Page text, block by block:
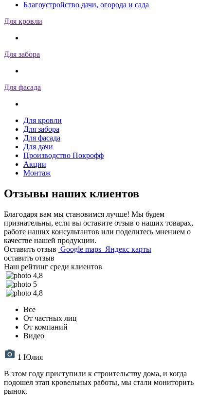
Благоустройство дачи, огорода и сада
Для кровли
Для забора
Для фасада
Для кровли
Для забора
Для фасада
Для дачи
Производство Покрофф
Акции
Монтаж
Отзывы наших клиентов
Благодаря вам мы становимся лучше! Мы будем
признательны, если вы оставите отзыв о наших товарах,
работе наших консультантов или поделитесь мнением о
качестве нашей продукции.
Оставить отзыв Google maps Яндекс карты
оставить отзыв
Наш рейтинг среди клиентов
4,8
5
4,8
Все
От частных лиц
От компаний
Видео
1 Юлия
В этом году приступили к строительству дома, и когда
подошел этап кровельных работы, мы стали мониторить
рынок.